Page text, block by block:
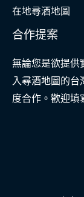
在地尋酒地圖
合作提案
無論您是欲提供
入尋酒地圖的
度合作。歡迎填